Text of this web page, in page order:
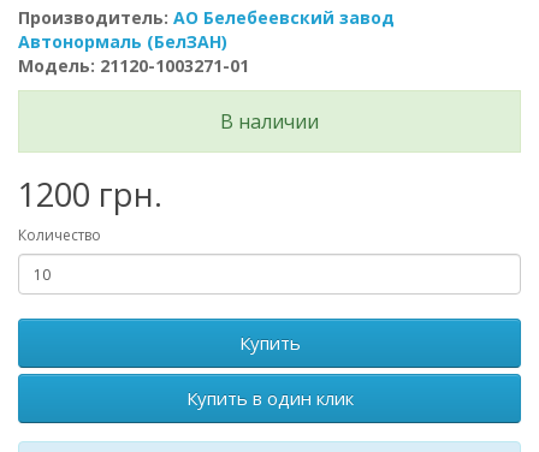
Производитель: АО Белебеевский завод
Автонормаль (БелЗАН)
Модель: 21120-1003271-01
В наличии
1200 грн.
Количество
Купить
Купить в один клик